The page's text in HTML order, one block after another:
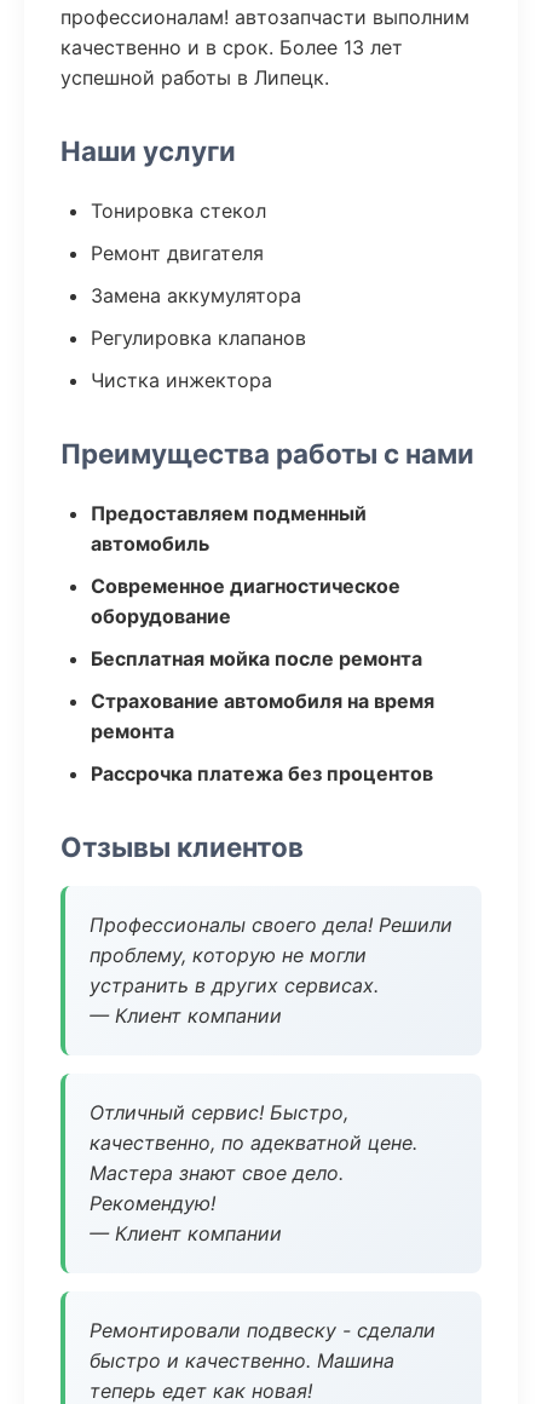
профессионалам! автозапчасти выполним
качественно и в срок. Более 13 лет
успешной работы в Липецк.
Наши услуги
Тонировка стекол
Ремонт двигателя
Замена аккумулятора
Регулировка клапанов
Чистка инжектора
Преимущества работы с нами
Предоставляем подменный
автомобиль
Современное диагностическое
оборудование
Бесплатная мойка после ремонта
Страхование автомобиля на время
ремонта
Рассрочка платежа без процентов
Отзывы клиентов
Профессионалы своего дела! Решили
проблему, которую не могли
устранить в других сервисах.
— Клиент компании
Отличный сервис! Быстро,
качественно, по адекватной цене.
Мастера знают свое дело.
Рекомендую!
— Клиент компании
Ремонтировали подвеску - сделали
быстро и качественно. Машина
теперь едет как новая!